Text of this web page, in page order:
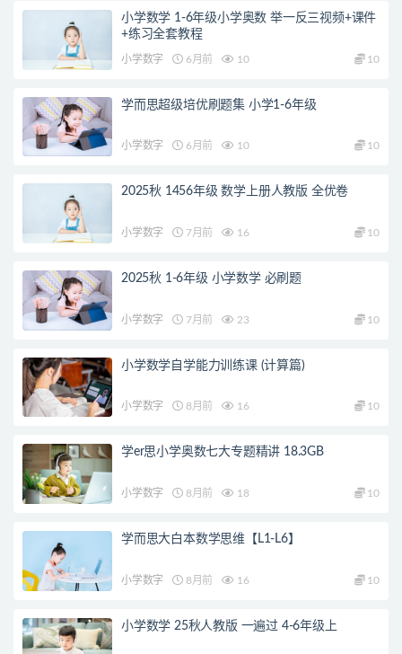
小学数学 1-6年级小学奥数 举一反三视频+课件
+练习全套教程
小学数字 6月前 10 10
学而思超级培优刷题集 小学1-6年级
小学数字 6月前 10 10
2025秋 1456年级 数学上册人教版 全优卷
小学数字 7月前 16 10
2025秋 1-6年级 小学数学 必刷题
小学数字 7月前 23 10
小学数学自学能力训练课 (计算篇)
小学数字 8月前 16 10
学er思小学奥数七大专题精讲 18.3GB
小学数字 8月前 18 10
学而思大白本数学思维【L1-L6】
小学数字 8月前 16 10
小学数学 25秋人教版 一遍过 4-6年级上